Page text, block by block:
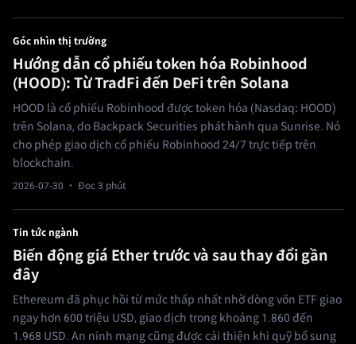
Góc nhìn thị trường
Hướng dẫn cổ phiếu token hóa Robinhood
(HOOD): Từ TradFi đến DeFi trên Solana
HOOD là cổ phiếu Robinhood được token hóa (Nasdaq: HOOD)
trên Solana, do Backpack Securities phát hành qua Sunrise. Nó
cho phép giao dịch cổ phiếu Robinhood 24/7 trực tiếp trên
blockchain.
2026-07-30 · Đọc 3 phút
Tin tức ngành
Biến động giá Ether trước và sau thay đổi gần
đây
Ethereum đã phục hồi từ mức thấp nhất nhờ dòng vốn ETF giao
ngay hơn 600 triệu USD, giao dịch trong khoảng 1.860 đến
1.968 USD. An ninh mạng cũng được cải thiện khi quỹ bổ sung